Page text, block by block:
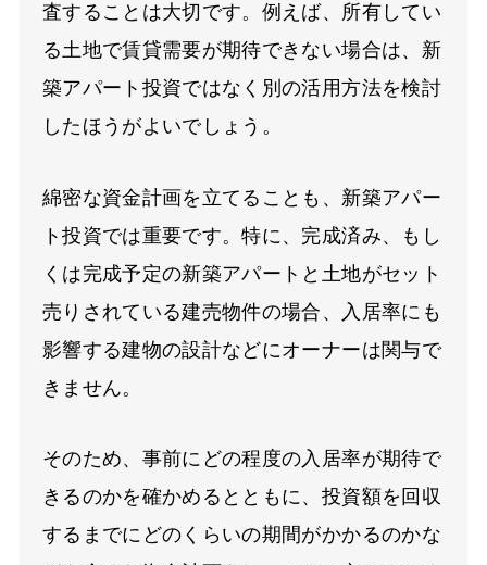
査することは大切です。例えば、所有してい
る土地で賃貸需要が期待できない場合は、新
築アパート投資ではなく別の活用方法を検討
したほうがよいでしょう。
綿密な資金計画を立てることも、新築アパー
ト投資では重要です。特に、完成済み、もし
くは完成予定の新築アパートと土地がセット
売りされている建売物件の場合、入居率にも
影響する建物の設計などにオーナーは関与で
きません。
そのため、事前にどの程度の入居率が期待で
きるのかを確かめるとともに、投資額を回収
するまでにどのくらいの期間がかかるのかな